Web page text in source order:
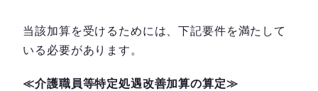
当該加算を受けるためには、下記要件を満たして
いる必要があります。
≪介護職員等特定処遇改善加算の算定≫